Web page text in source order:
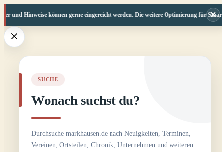
Hinweise können gerne eingereicht werden. Die weitere Optimierung für ×
Zum
Inhalt
springen
SUCHE
Wonach suchst du?
Durchsuche markhausen.de nach Neuigkeiten, Terminen,
Vereinen, Ortsteilen, Chronik, Unternehmen und weiteren